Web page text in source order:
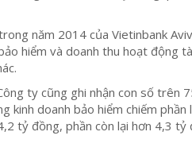
năm 2014 của Vietinbank
hiểm và doanh thu hoạt động
ty cũng ghi nhận con số trên
kinh doanh bảo hiểm chiếm
tỷ đồng, phần còn lại hơn 4,3 tỷ